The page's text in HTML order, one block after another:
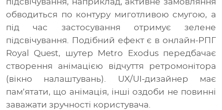
підсвічування, наприклад, активне замовляння
обводиться по контуру миготливою смугою, а
під час застосування отримує зелене
підсвічування. Подібний ефект є в онлайн-РПГ
Royal Quest, шутер Metro Exodus передбачає
створення анімацією відчуття ретромонітора
(вікно налаштувань). UX/UI-дизайнер має
пам’ятати, що анімація, інші оздоби не повинні
заважати зручності користувача.